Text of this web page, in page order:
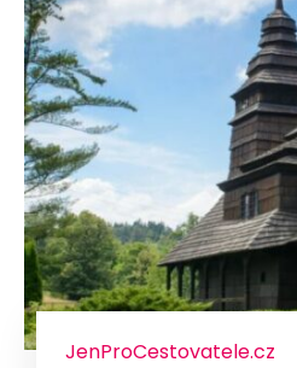
JenProCestovatele.cz